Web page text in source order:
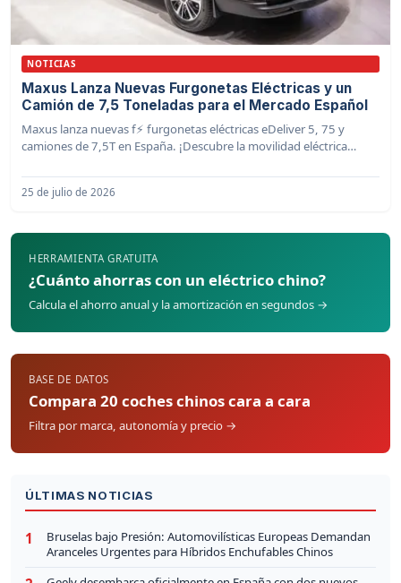
NOTICIAS
Maxus Lanza Nuevas Furgonetas Eléctricas y un
Camión de 7,5 Toneladas para el Mercado Español
Maxus lanza nuevas f⚡️ furgonetas eléctricas eDeliver 5, 75 y
camiones de 7,5T en España. ¡Descubre la movilidad eléctrica
25 de julio de 2026
HERRAMIENTA GRATUITA
¿Cuánto ahorras con un eléctrico chino?
Calcula el ahorro anual y la amortización en segundos →
BASE DE DATOS
Compara 20 coches chinos cara a cara
Filtra por marca, autonomía y precio →
ÚLTIMAS NOTICIAS
1
Bruselas bajo Presión: Automovilísticas Europeas Demandan
Aranceles Urgentes para Híbridos Enchufables Chinos